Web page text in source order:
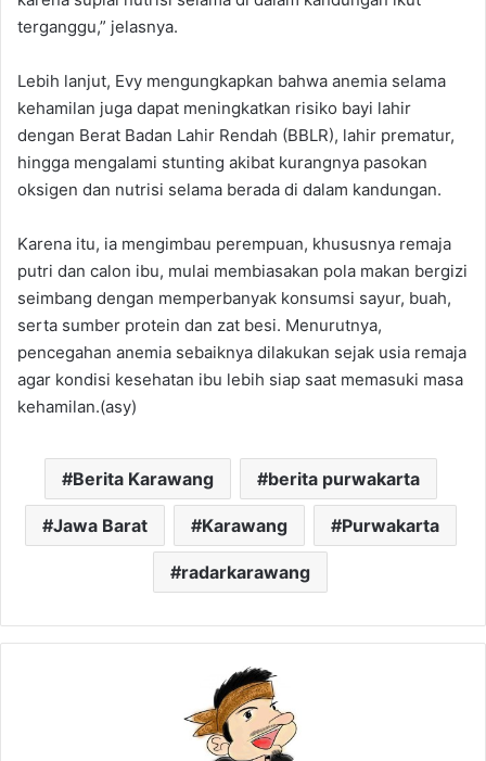
terganggu,” jelasnya.
Lebih lanjut, Evy mengungkapkan bahwa anemia selama
kehamilan juga dapat meningkatkan risiko bayi lahir
dengan Berat Badan Lahir Rendah (BBLR), lahir prematur,
hingga mengalami stunting akibat kurangnya pasokan
oksigen dan nutrisi selama berada di dalam kandungan.
Karena itu, ia mengimbau perempuan, khususnya remaja
putri dan calon ibu, mulai membiasakan pola makan bergizi
seimbang dengan memperbanyak konsumsi sayur, buah,
serta sumber protein dan zat besi. Menurutnya,
pencegahan anemia sebaiknya dilakukan sejak usia remaja
agar kondisi kesehatan ibu lebih siap saat memasuki masa
kehamilan.(asy)
Berita Karawang berita purwakarta
Jawa Barat Karawang Purwakarta
radarkarawang